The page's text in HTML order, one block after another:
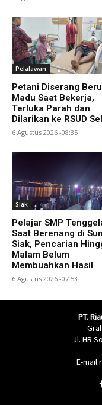
Pelalawan
Petani Diserang
Madu Saat Bekerja,
Terluka Parah dan
Dilarikan ke RSUD
6 Agustus 2026 -08:35
Siak
Pelajar SMP
Saat Berenang di
Siak, Pencarian
Malam Belum
Membuahkan Hasil
6 Agustus 2026 -07:53
PT.
Jl. HR
E-